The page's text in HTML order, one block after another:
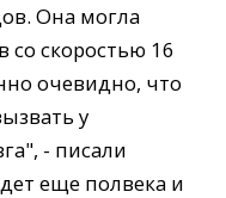
Она могла
со скоростью 16
очевидно, что
у
- писали
еще полвека и